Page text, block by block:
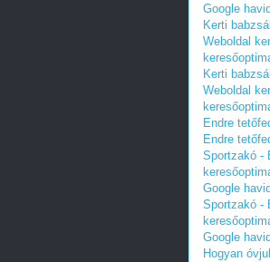
Google
Kerti
Weboldal
Kerti
Weboldal
Endre
Endre
Sportzakó -
Google
Sportzakó -
Google
Hogyan